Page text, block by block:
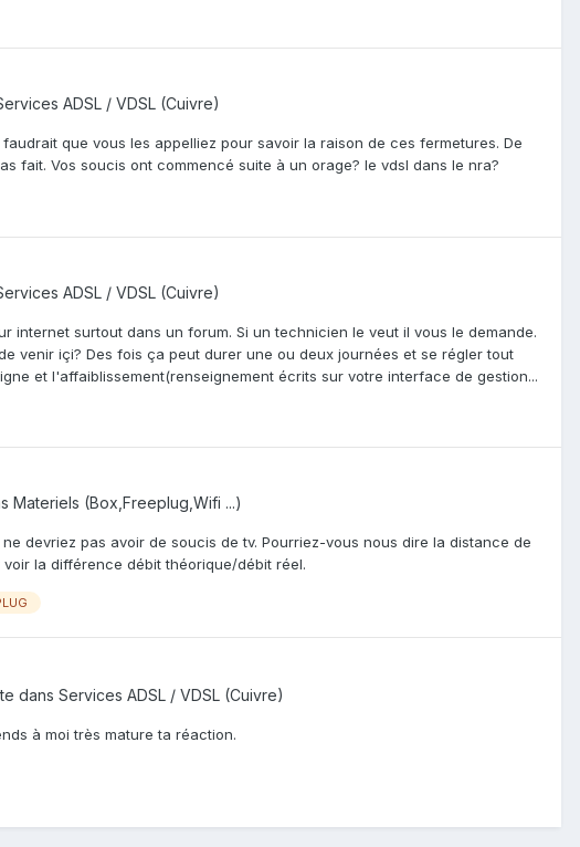
ADSL / VDSL (Cuivre)
que vous les appelliez pour savoir la raison de ces fermetures. De
fait. Vos soucis ont commencé suite à un orage? le vdsl dans le nra?
ADSL / VDSL (Cuivre)
internet surtout dans un forum. Si un technicien le veut il vous le demande.
venir içi? Des fois ça peut durer une ou deux journées et se régler tout
et l'affaiblissement(renseignement écrits sur votre interface de gestion...
Materiels (Box,Freeplug,Wifi ...)
devriez pas avoir de soucis de tv. Pourriez-vous nous dire la distance de
la différence débit théorique/débit réel.
dans Services ADSL / VDSL (Cuivre)
à moi très mature ta réaction.